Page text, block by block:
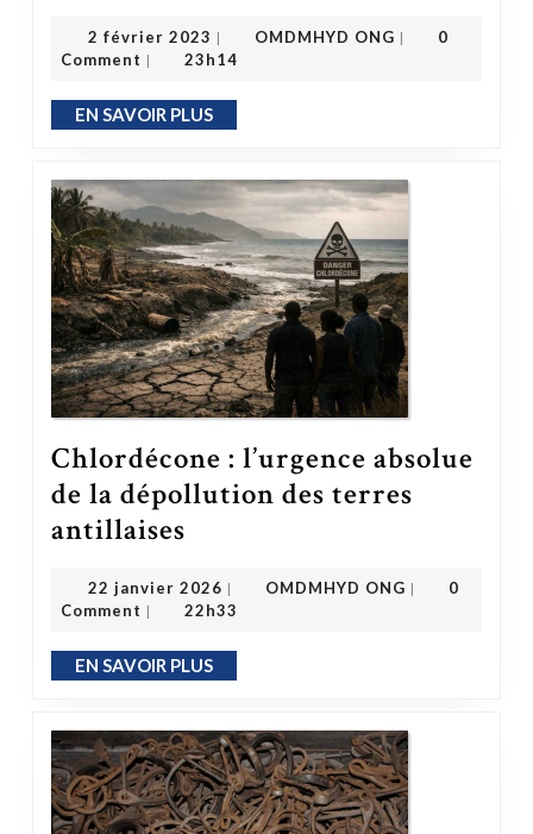
2 février 2023 | OMDMHYD ONG |
0
Comment | 23h14
EN SAVOIR PLUSEN SAVOIR PLUS
Chlordécone : l’urgence absolue
de la dépollution des terres
antillaises
22 janvier 2026 | OMDMHYD ONG |
0
Comment | 22h33
EN SAVOIR PLUSEN SAVOIR PLUS